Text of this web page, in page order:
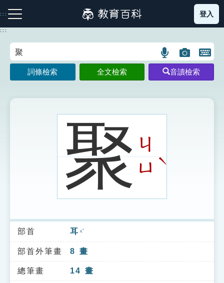
到
主
:::
注音索引圖示 筆畫索引圖示 部首索引表圖示
索引選單
知識索引
單字索引
登入
:::
語
言
搜
示
圖
片
搜
開
鍵
圖
詞條檢索 全文檢索 音讀檢索
聚 ㄐ
ㄩˋ
部首 耳 ㄦˇ
部首外筆畫 8 畫
總筆畫 14 畫